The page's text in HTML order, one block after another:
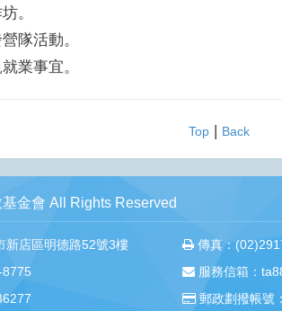
。
隊活動。
業事宜。
Top| Back
金會 All Rights Reserved
新店區明德路52號3樓
傳真：
服務信箱：
郵政劃撥帳號